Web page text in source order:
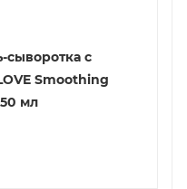
с
Smoothing
мл